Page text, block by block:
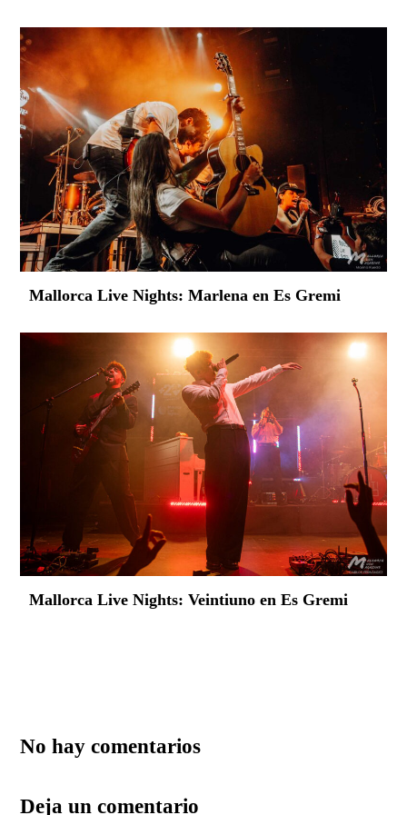
Mallorca Live Nights: Marlena en Es Gremi
Mallorca Live Nights: Veintiuno en Es Gremi
No hay comentarios
Deja un comentario